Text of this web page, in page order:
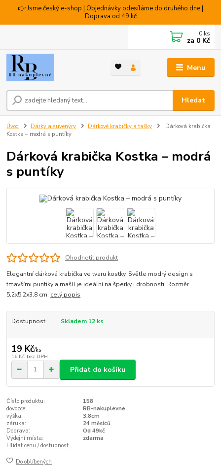
👉 Jsme český e-shop | Objednávky odesíláme do druhého dne |
Doprava od 49 kč
Menu
Hledat
0 ks
za 0 Kč
Úvod Dárky a suvenýry Dárkové krabičky a tašky
Dárková krabička
Kostka – modrá s puntíky
Dárková krabička Kostka – modrá
s puntíky
Ohodnotit produkt
Elegantní dárková krabička ve tvaru kostky. Světle modrý design s
tmavšími puntíky a mašlí je ideální na šperky i drobnosti. Rozměr
5,2x5,2x3,8 cm. celý popis
Dostupnost Skladem 12 ks
19 Kč/ks
16 Kč bez DPH
Přidat do košíku
Číslo produktu:
158
dovozce:
RB-nakuplevne
výška:
3.8cm
záruka:
24 měsíců
Doprava:
Od 49kč
Výdejní místa:
zdarma
Hlídat cenu / dostupnost
Do oblíbených